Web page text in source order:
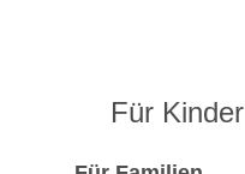
Für Kinder